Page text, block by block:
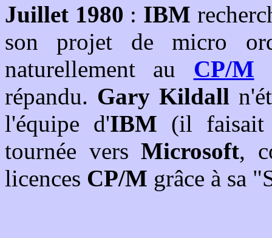
Juillet 1980 : IBM
son projet de micro
naturellement au CP/M
répandu. Gary Kildall
l'équipe d'IBM (il faisait
tournée versMicrosoft,
licences CP/M grâce à sa